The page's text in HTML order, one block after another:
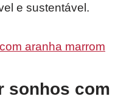
e sustentável.
aranha marrom
sonhos com